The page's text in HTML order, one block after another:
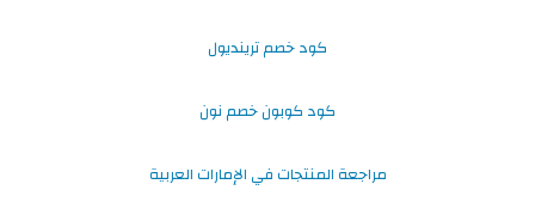
كود خصم ترينديول
كود كوبون خصم نون
مراجعة المنتجات في الإمارات العربية